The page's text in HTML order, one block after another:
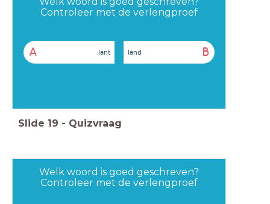
Controleer met de verlengproef
A lant B
land
Slide 19 - Quizvraag
Welk woord is goed geschreven?
Controleer met de verlengproef